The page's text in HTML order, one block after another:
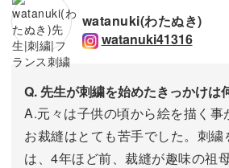
watanuki(わたぬき)
watanuki41316
Q. 先生が刺繍を始めたきっかけは
A.元々は子供の頃から絵を描く事
お裁縫はとても苦手でした。刺繍
は、4年ほど前、裁縫が趣味の祖